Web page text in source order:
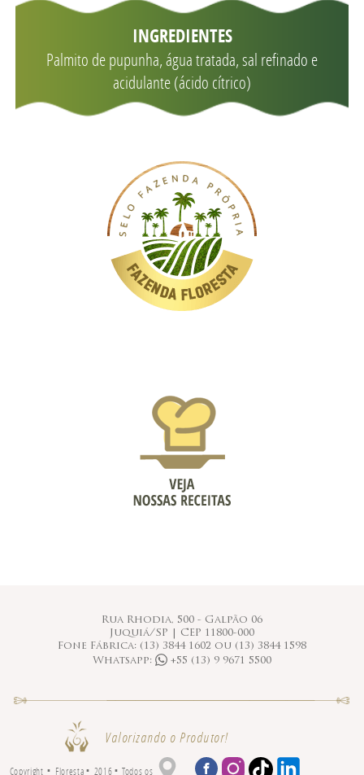
INGREDIENTES
Palmito de pupunha, água tratada, sal refinado e
acidulante (ácido cítrico)
Rua Rhodia, 500 - Galpão 06
Juquiá/SP | CEP 11800-000
Fone Fábrica: (13) 3844 1602 ou (13) 3844 1598
Whatsapp:
+55 (13) 9 9671 5500
Valorizando o Produtor!
Copyright Floresta 2016 Todos os